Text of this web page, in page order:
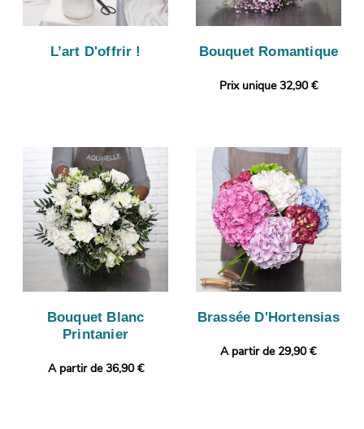
L’art D'offrir ! Bouquet Romantique
Prix unique 32,90 €
Bouquet Blanc
Printanier
A partir de 36,90 €
Brassée D'Hortensias
A partir de 29,90 €